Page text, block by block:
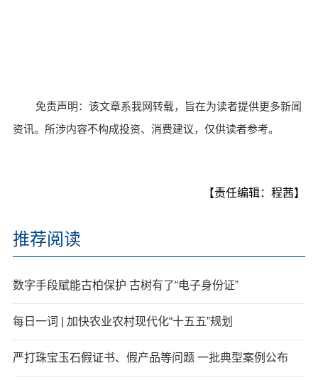
免责声明：该文章系我网转载，旨在为读者提供更多新闻
资讯。所涉内容不构成投资、消费建议，仅供读者参考。
【责任编辑：程茜】
推荐阅读
数字手段赋能古柏保护 古树有了“电子身份证”
每日一词 | 加快农业农村现代化“十五五”规划
严打珠宝玉石假证书、假产品等问题 一批典型案例公布